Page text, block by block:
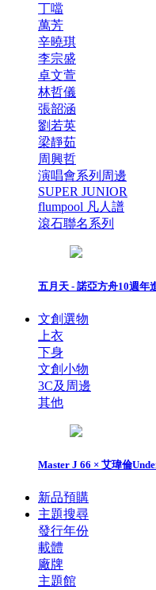
丁噹
萬芳
辛曉琪
李宗盛
卓文萱
林哲儀
張韶涵
劉若英
梁靜茹
周興哲
演唱會系列周邊
SUPER JUNIOR
flumpool 凡人譜
滾石聯名系列
五月天 - 諾亞方舟10週年
文創選物
上衣
下身
文創小物
3C及周邊
其他
Master J 66 × 艾瑋倫
新品預購
主題搜尋
發行年份
載體
廠牌
主題館